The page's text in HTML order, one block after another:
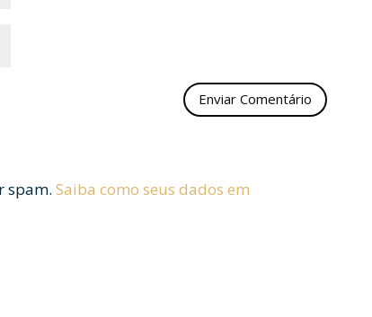
spam. Saiba como seus dados em